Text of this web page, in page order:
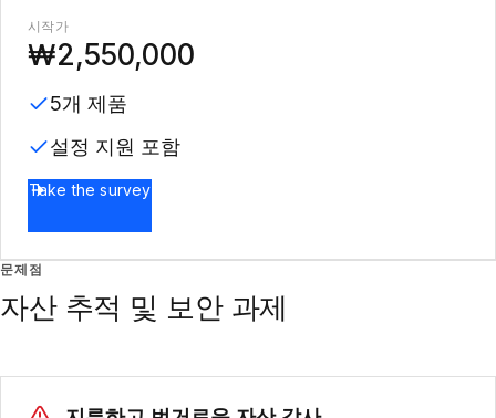
시작가
₩2,550,000
5개 제품
설정 지원 포함
Take the survey
문제점
자산 추적 및 보안 과제